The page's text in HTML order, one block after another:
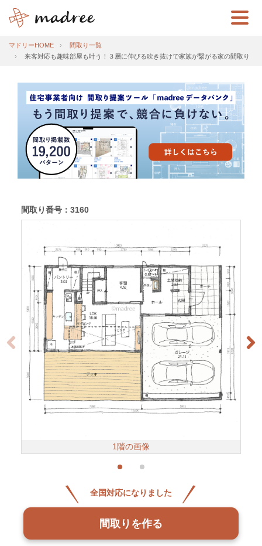
マドリーHOME
間取り一覧
来客対応も趣味部屋も叶う！３層に伸びる吹き抜けで家族が繋がる家の間取り
間取り番号：3160
1階の画像
全国対応になりました
間取りを作る